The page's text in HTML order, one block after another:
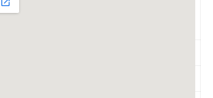
土日祝11:00～21:00（L.O.20:30） 平日
昼11:00～15:00（月～14:00）、夜16:30